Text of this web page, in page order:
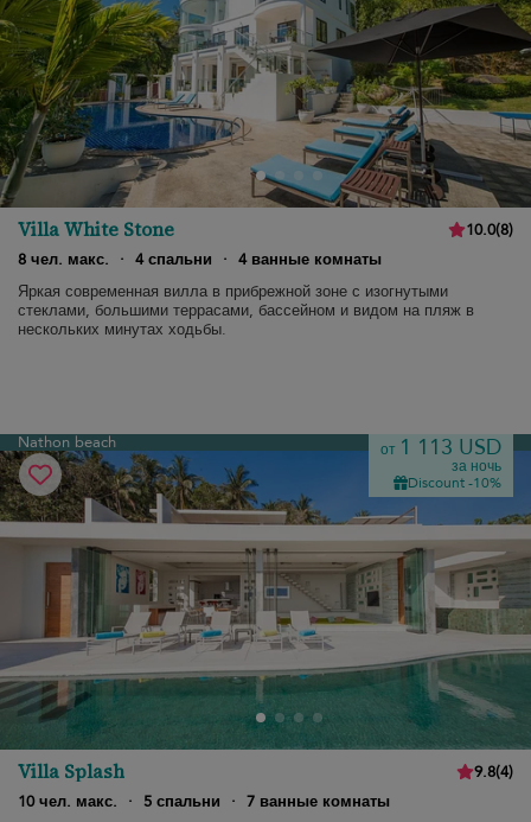
Villa White Stone 10.0(8)
8 чел. макс.
· 4 спальни · 4 ванные комнаты
Яркая современная вилла в прибрежной зоне с изогнутыми
стеклами, большими террасами, бассейном и видом на пляж в
нескольких минутах ходьбы.
Nathon beach от 1 113 USD
за ночь
Discount -10%
Villa Splash 9.8(4)
10 чел. макс.
· 5 спальни · 7 ванные комнаты